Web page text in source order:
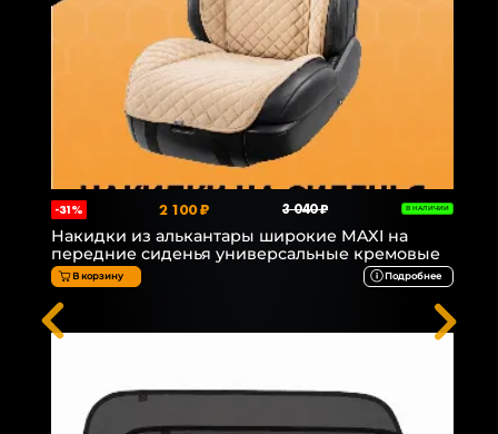
-31% 2 100 ₽ 3 040 ₽ В НАЛИЧИИ
Накидки из алькантары широкие MAXI на
передние сиденья универсальные кремовые
В корзину Подробнее